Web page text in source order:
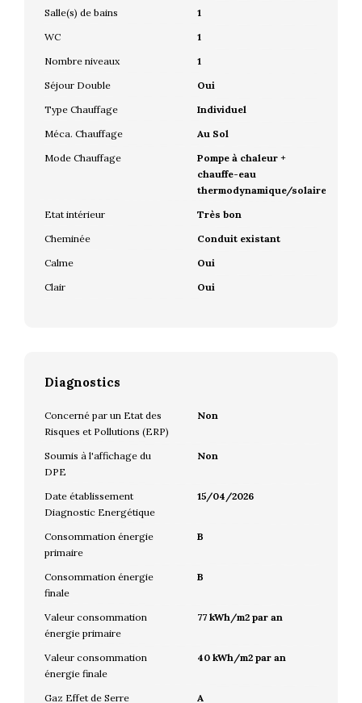
Salle(s) de bains
1
WC
1
Nombre niveaux
1
Séjour Double
Oui
Type Chauffage
Individuel
Méca. Chauffage
Au Sol
Mode Chauffage
Pompe à chaleur +
chauffe-eau
thermodynamique/solaire
Etat intérieur
Très bon
Cheminée
Conduit existant
Calme
Oui
Clair
Oui
Diagnostics
Concerné par un Etat des
Risques et Pollutions (ERP)
Non
Soumis à l'affichage du
DPE
Non
Date établissement
Diagnostic Energétique
15/04/2026
Consommation énergie
primaire
B
Consommation énergie
finale
B
Valeur consommation
énergie primaire
77 kWh/m2 par an
Valeur consommation
énergie finale
40 kWh/m2 par an
Gaz Effet de Serre A